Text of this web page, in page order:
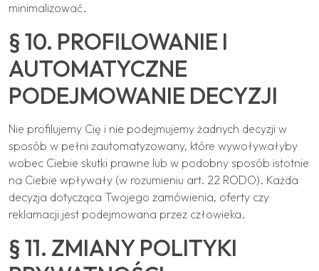
minimalizować.
§ 10. PROFILOWANIE I
AUTOMATYCZNE
PODEJMOWANIE DECYZJI
Nie profilujemy Cię i nie podejmujemy żadnych decyzji w
sposób w pełni zautomatyzowany, które wywoływałyby
wobec Ciebie skutki prawne lub w podobny sposób istotnie
na Ciebie wpływały (w rozumieniu art. 22 RODO). Każda
decyzja dotycząca Twojego zamówienia, oferty czy
reklamacji jest podejmowana przez człowieka.
§ 11. ZMIANY POLITYKI